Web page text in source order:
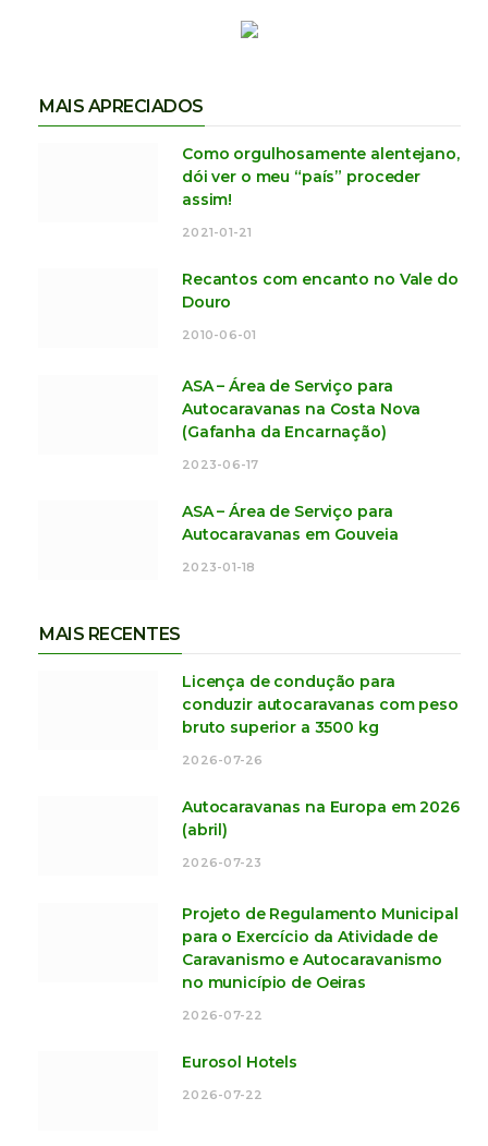
MAIS APRECIADOS
Como orgulhosamente alentejano,
dói ver o meu “país” proceder
assim!
2021-01-21
Recantos com encanto no Vale do
Douro
2010-06-01
ASA – Área de Serviço para
Autocaravanas na Costa Nova
(Gafanha da Encarnação)
2023-06-17
ASA – Área de Serviço para
Autocaravanas em Gouveia
2023-01-18
MAIS RECENTES
Licença de condução para
conduzir autocaravanas com peso
bruto superior a 3500 kg
2026-07-26
Autocaravanas na Europa em 2026
(abril)
2026-07-23
Projeto de Regulamento Municipal
para o Exercício da Atividade de
Caravanismo e Autocaravanismo
no município de Oeiras
2026-07-22
Eurosol Hotels
2026-07-22